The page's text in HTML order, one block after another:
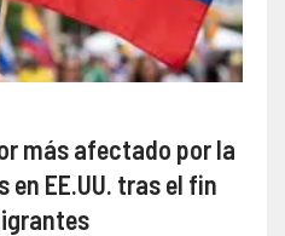
más afectado por la
EE.UU. tras el fin